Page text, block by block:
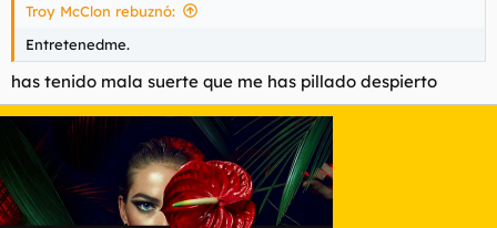
Troy McClon rebuznó:
Entretenedme.
has tenido mala suerte que me has pillado despierto